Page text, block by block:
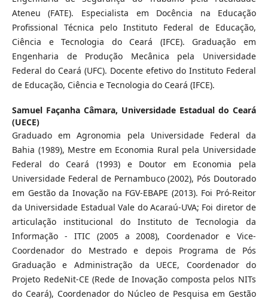
Ateneu (FATE). Especialista em Docência na Educação
Profissional Técnica pelo Instituto Federal de Educação,
Ciência e Tecnologia do Ceará (IFCE). Graduação em
Engenharia de Produção Mecânica pela Universidade
Federal do Ceará (UFC). Docente efetivo do Instituto Federal
de Educação, Ciência e Tecnologia do Ceará (IFCE).
Samuel Façanha Câmara, Universidade Estadual do Ceará
(UECE)
Graduado em Agronomia pela Universidade Federal da
Bahia (1989), Mestre em Economia Rural pela Universidade
Federal do Ceará (1993) e Doutor em Economia pela
Universidade Federal de Pernambuco (2002), Pós Doutorado
em Gestão da Inovação na FGV-EBAPE (2013). Foi Pró-Reitor
da Universidade Estadual Vale do Acaraú-UVA; Foi diretor de
articulação institucional do Instituto de Tecnologia da
Informação - ITIC (2005 a 2008), Coordenador e Vice-
Coordenador do Mestrado e depois Programa de Pós
Graduação e Administração da UECE, Coordenador do
Projeto RedeNit-CE (Rede de Inovação composta pelos NITs
do Ceará), Coordenador do Núcleo de Pesquisa em Gestão